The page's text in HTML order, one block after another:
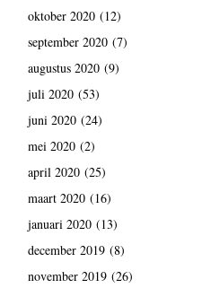
oktober 2020(12)
september 2020(7)
augustus 2020(9)
juli 2020(53)
juni 2020(24)
mei 2020(2)
april 2020(25)
maart 2020(16)
januari 2020(13)
december 2019(8)
november 2019(26)